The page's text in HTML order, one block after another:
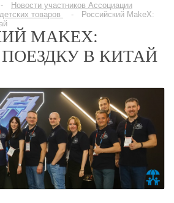
Новости участников Ассоциации
товаров
Российский MakeX:
MAKEX:
ПОЕЗДКУ В КИТАЙ